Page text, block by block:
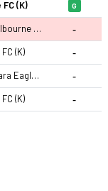
(K) G
South Melbourne (K) -
(K) -
Boroondara Eagles (K) -
(K) -